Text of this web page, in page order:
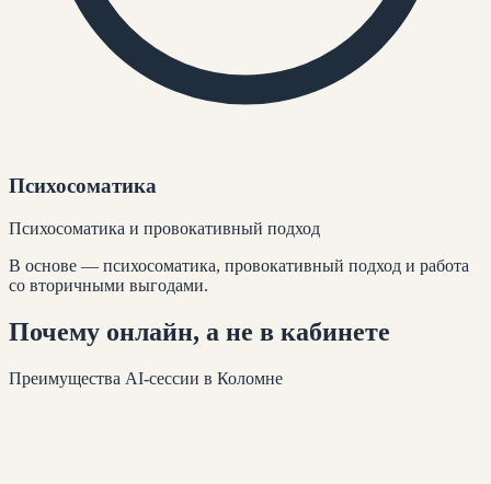
Психосоматика
Психосоматика и провокативный подход
В основе — психосоматика, провокативный подход и работа
со вторичными выгодами.
Почему онлайн, а не в кабинете
Преимущества AI-сессии в Коломне